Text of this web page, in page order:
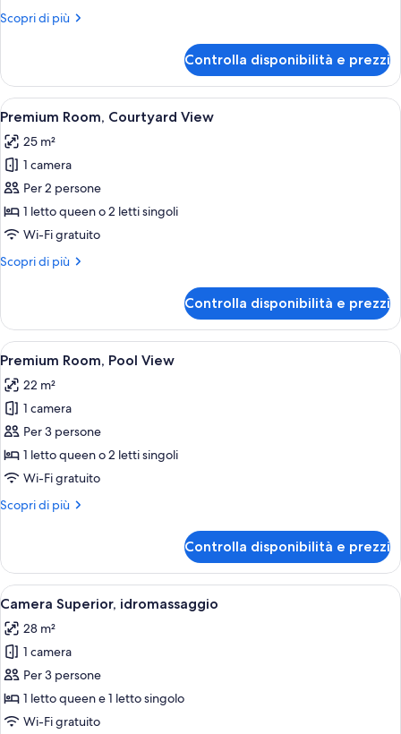
Courtyard
Scopri di più
Altri
Quadruple
Room,
Courtyard
Controlla disponibilità e prezzi
Apri
tutte
le
foto
per
Premium
Room,
View
Una camera da letto moderna con
7
Premium Room, Courtyard View
25 m²
1 camera
Per 2 persone
1 letto queen o 2 letti singoli
Wi-Fi gratuito
Scopri di più
Altri
Room,
Courtyard
View
Controlla disponibilità e prezzi
Apri
tutte
le
foto
per
Premium
Room,
View
Una camera da letto con un letto,
11
Premium Room, Pool View
22 m²
1 camera
Per 3 persone
1 letto queen o 2 letti singoli
Wi-Fi gratuito
Scopri di più
Altri
Room,
Pool
View
Controlla disponibilità e prezzi
Apri
tutte
le
foto
per
Camera
Superior,
Una moderna spa con parete in
16
Camera Superior, idromassaggio
28 m²
1 camera
Per 3 persone
1 letto queen e 1 letto singolo
Wi-Fi gratuito